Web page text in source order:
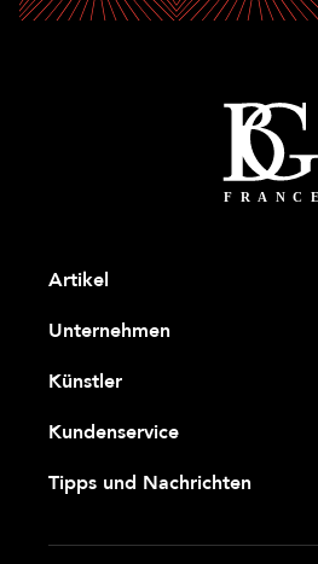
Artikel
Unternehmen
Künstler
Kundenservice
Tipps und Nachrichten